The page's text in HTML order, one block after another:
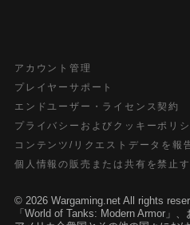
アカウント管理
プレイヤーサポート
エンドユーザー・ライセンス契約
プライバシーおよびクッキーポリ
コンテンツ/リクエストデータを報
個人情報の販売または共有を禁止
© 2026 Wargaming.net All rights
「World of Tanks: Modern Armor」